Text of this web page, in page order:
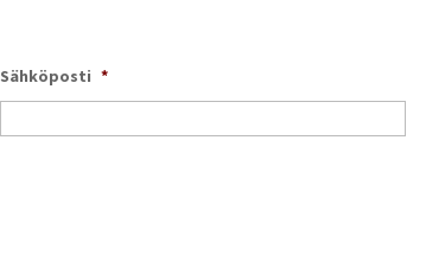
Sähköposti *